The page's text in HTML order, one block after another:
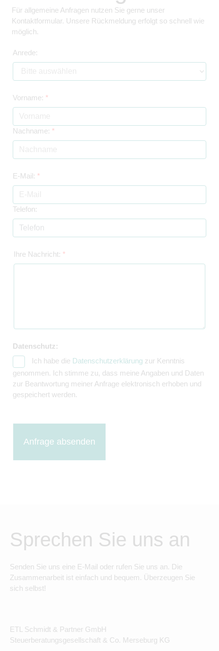
Für allgemeine Anfragen nutzen Sie gerne unser
Kontaktformular. Unsere Rückmeldung erfolgt so schnell wie
möglich.
Anrede:
Vorname: *
Nachname: *
E-Mail: *
Telefon:
Ihre Nachricht: *
Datenschutz:
Ich habe die Datenschutzerklärung zur Kenntnis
genommen. Ich stimme zu, dass meine Angaben und Daten
zur Beantwortung meiner Anfrage elektronisch erhoben und
gespeichert werden.
Anfrage absenden
Sprechen Sie uns an
Senden Sie uns eine E-Mail oder rufen Sie uns an. Die
Zusammenarbeit ist einfach und bequem. Überzeugen Sie
sich selbst!
ETL Schmidt & Partner GmbH
Steuerberatungsgesellschaft & Co. Merseburg KG